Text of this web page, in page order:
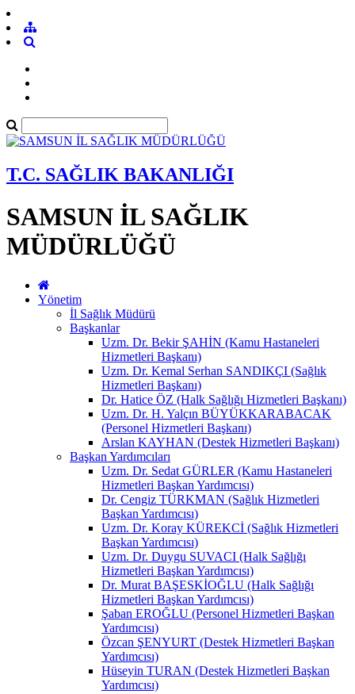
T.C. SAĞLIK BAKANLIĞI
SAMSUN İL SAĞLIK
MÜDÜRLÜĞÜ
Yönetim
İl Sağlık Müdürü
Başkanlar
Uzm. Dr. Bekir ŞAHİN (Kamu Hastaneleri
Hizmetleri Başkanı)
Uzm. Dr. Kemal Serhan SANDIKÇI (Sağlık
Hizmetleri Başkanı)
Dr. Hatice ÖZ (Halk Sağlığı Hizmetleri Başkanı)
Uzm. Dr. H. Yalçın BÜYÜKKARABACAK
(Personel Hizmetleri Başkanı)
Arslan KAYHAN (Destek Hizmetleri Başkanı)
Başkan Yardımcıları
Uzm. Dr. Sedat GÜRLER (Kamu Hastaneleri
Hizmetleri Başkan Yardımcısı)
Dr. Cengiz TÜRKMAN (Sağlık Hizmetleri
Başkan Yardımcısı)
Uzm. Dr. Koray KÜREKCİ (Sağlık Hizmetleri
Başkan Yardımcısı)
Uzm. Dr. Duygu SUVACI (Halk Sağlığı
Hizmetleri Başkan Yardımcısı)
Dr. Murat BAŞESKİOĞLU (Halk Sağlığı
Hizmetleri Başkan Yardımcısı)
Şaban EROĞLU (Personel Hizmetleri Başkan
Yardımcısı)
Özcan ŞENYURT (Destek Hizmetleri Başkan
Yardımcısı)
Hüseyin TURAN (Destek Hizmetleri Başkan
Yardımcısı)